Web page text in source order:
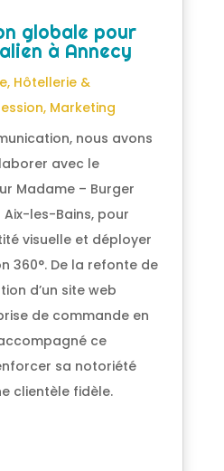
globale pour
à Annecy
, Hôtellerie &
, Marketing
nous avons
avec le
Madame – Burger
les-Bains, pour
visuelle et déployer
360°. De la refonte de
d’un site web
de commande en
ce
sa notoriété
clientèle fidèle.